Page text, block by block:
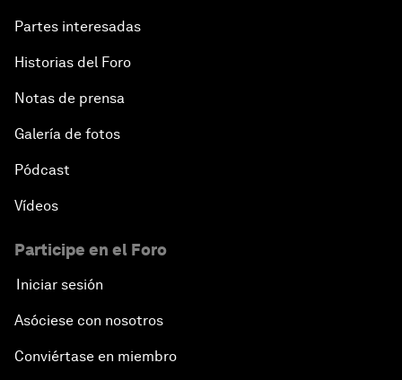
Partes interesadas
Historias del Foro
Notas de prensa
Galería de fotos
Pódcast
Vídeos
Participe en el Foro
Iniciar sesión
Asóciese con nosotros
Conviértase en miembro